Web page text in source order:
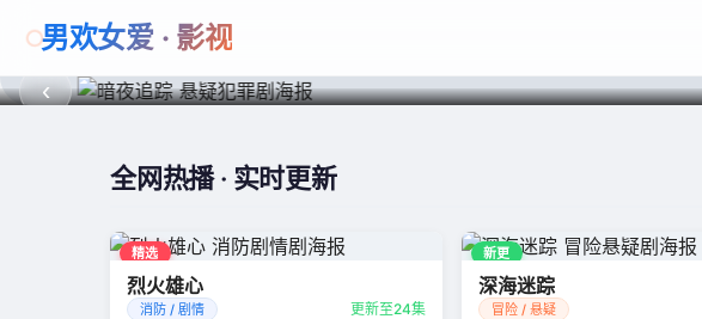
男欢女爱 · 影视
暗夜追踪
‹
全网热播 · 实时更新
精选
烈火雄心
消防 / 剧情 更新至24集
新更
深海迷踪
冒险 / 悬疑